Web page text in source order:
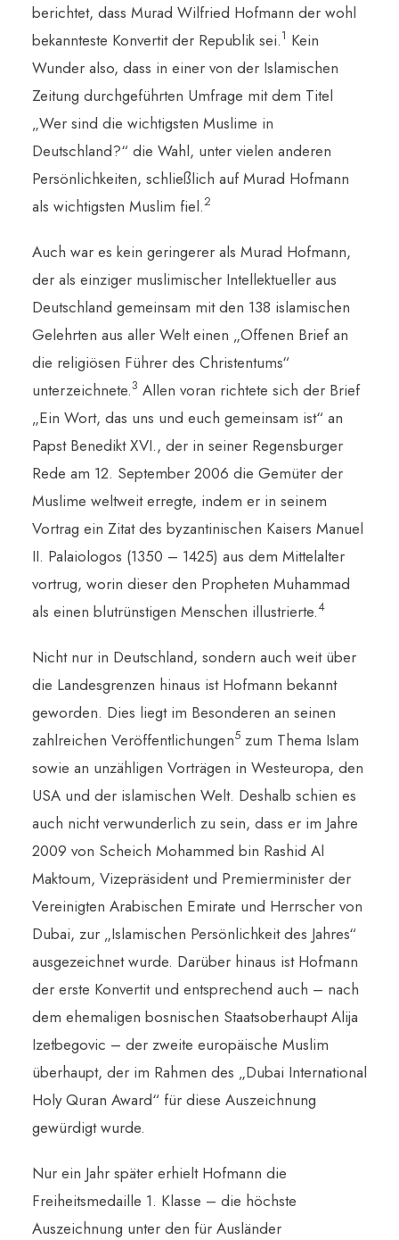
berichtet, dass Murad Wilfried Hofmann der wohl
bekannteste Konvertit der Republik sei.1 Kein
Wunder also, dass in einer von der Islamischen
Zeitung durchgeführten Umfrage mit dem Titel
„Wer sind die wichtigsten Muslime in
Deutschland?“ die Wahl, unter vielen anderen
Persönlichkeiten, schließlich auf Murad Hofmann
als wichtigsten Muslim fiel.2
Auch war es kein geringerer als Murad Hofmann,
der als einziger muslimischer Intellektueller aus
Deutschland gemeinsam mit den 138 islamischen
Gelehrten aus aller Welt einen „Offenen Brief an
die religiösen Führer des Christentums“
unterzeichnete.3 Allen voran richtete sich der Brief
„Ein Wort, das uns und euch gemeinsam ist“ an
Papst Benedikt XVI., der in seiner Regensburger
Rede am 12. September 2006 die Gemüter der
Muslime weltweit erregte, indem er in seinem
Vortrag ein Zitat des byzantinischen Kaisers Manuel
II. Palaiologos (1350 – 1425) aus dem Mittelalter
vortrug, worin dieser den Propheten Muhammad
als einen blutrünstigen Menschen illustrierte.4
Nicht nur in Deutschland, sondern auch weit über
die Landesgrenzen hinaus ist Hofmann bekannt
geworden. Dies liegt im Besonderen an seinen
zahlreichen Veröffentlichungen5zum Thema Islam
sowie an unzähligen Vorträgen in Westeuropa, den
USA und der islamischen Welt. Deshalb schien es
auch nicht verwunderlich zu sein, dass er im Jahre
2009 von Scheich Mohammed bin Rashid Al
Maktoum, Vizepräsident und Premierminister der
Vereinigten Arabischen Emirate und Herrscher von
Dubai, zur „Islamischen Persönlichkeit des Jahres“
ausgezeichnet wurde. Darüber hinaus ist Hofmann
der erste Konvertit und entsprechend auch – nach
dem ehemaligen bosnischen Staatsoberhaupt Alija
Izetbegovic – der zweite europäische Muslim
überhaupt, der im Rahmen des „Dubai International
Holy Quran Award“ für diese Auszeichnung
gewürdigt wurde.
Nur ein Jahr später erhielt Hofmann die
Freiheitsmedaille 1. Klasse – die höchste
Auszeichnung unter den für Ausländer